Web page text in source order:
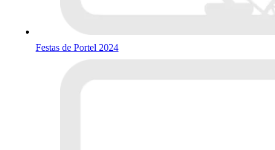
Festas de Portel 2024